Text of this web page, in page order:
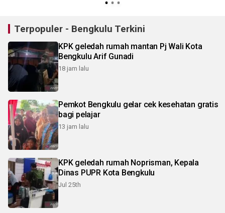
Terpopuler - Bengkulu Terkini
KPK geledah rumah mantan Pj Wali Kota
Bengkulu Arif Gunadi
18 jam lalu
Pemkot Bengkulu gelar cek kesehatan gratis
bagi pelajar
13 jam lalu
KPK geledah rumah Noprisman, Kepala
Dinas PUPR Kota Bengkulu
Jul 25th